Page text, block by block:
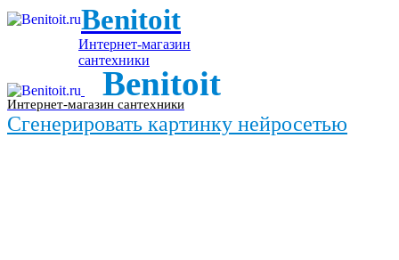
Benitoit
Интернет-магазин
сантехники
Benitoit
Интернет-магазин сантехники
Сгенерировать картинку нейросетью